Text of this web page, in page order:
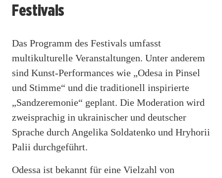
Festivals
Das Programm des Festivals umfasst
multikulturelle Veranstaltungen. Unter anderem
sind Kunst-Performances wie „Odesa in Pinsel
und Stimme“ und die traditionell inspirierte
„Sandzeremonie“ geplant. Die Moderation wird
zweisprachig in ukrainischer und deutscher
Sprache durch Angelika Soldatenko und Hryhorii
Palii durchgeführt.
Odessa ist bekannt für eine Vielzahl von